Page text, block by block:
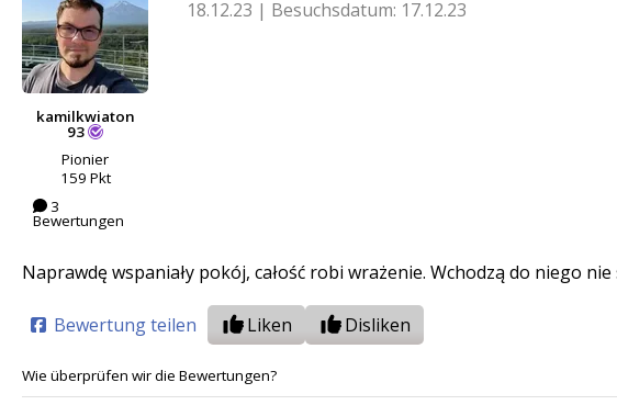
kamilkwiaton
93
Pionier
159 Pkt
3
Bewertungen
18.12.23 | Besuchsdatum: 17.12.23
Naprawdę wspaniały pokój, całość robi wrażenie. Wchodzą do niego
Bewertung teilen Liken Disliken
Wie überprüfen wir die Bewertungen?